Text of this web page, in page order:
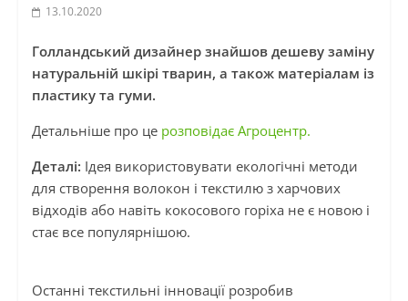
13.10.2020
Голландський дизайнер знайшов дешеву заміну
натуральній шкірі тварин, а також матеріалам із
пластику та гуми.
Детальніше про це розповідає Агроцентр.
Деталі: Ідея використовувати екологічні методи
для створення волокон і текстилю з харчових
відходів або навіть кокосового горіха не є новою і
стає все популярнішою.
Останні текстильні інновації розробив